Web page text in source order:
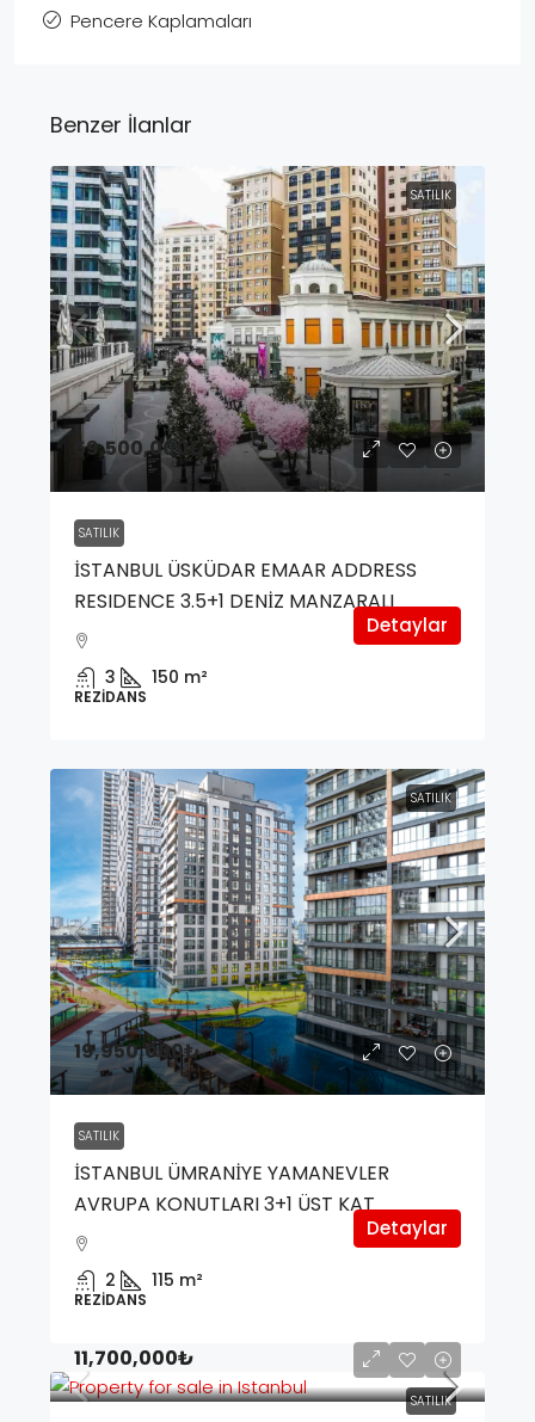
Pencere Kaplamaları
Benzer İlanlar
SATILIK
59,500,000₺
SATILIK
İSTANBUL ÜSKÜDAR EMAAR ADDRESS
RESIDENCE 3.5+1 DENİZ MANZARALI
3 150 m²
REZIDANS
Detaylar
SATILIK
19,950,000₺
SATILIK
İSTANBUL ÜMRANİYE YAMANEVLER
AVRUPA KONUTLARI 3+1 ÜST KAT
2 115 m²
REZIDANS
Detaylar
SATILIK
11,700,000₺